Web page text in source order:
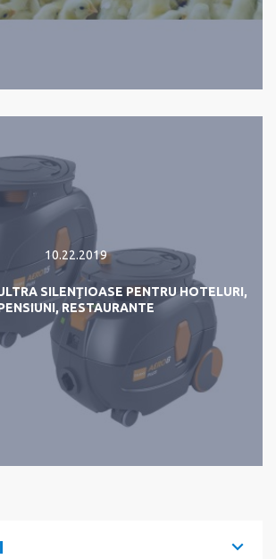
10.22.2019
SILENŢIOASE PENTRU HOTELURI,
RESTAURANTE